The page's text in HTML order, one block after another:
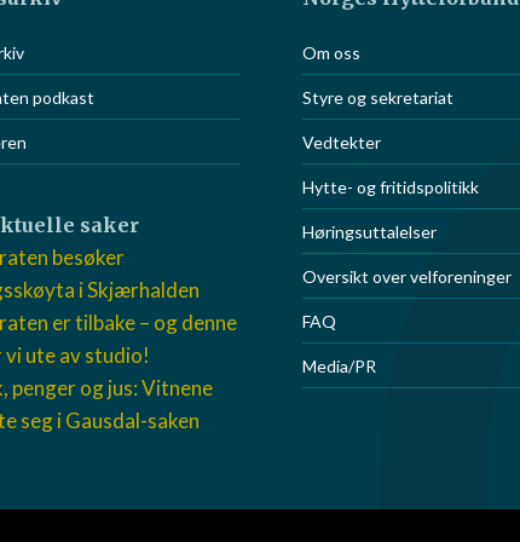
eiere av
podkast
saker
besøker
i Skjærhalden
er tilbake – og denne
vi ute av studio!
penger og jus: Vitnene
seg i Gausdal-saken
Om oss
Styre og sekretariat
Vedtekter
Hytte- og fritidspolitikk
Høringsuttalelser
Oversikt over velforeninger
FAQ
Media/PR